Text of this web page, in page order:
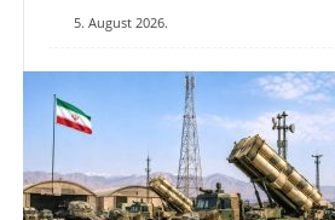
5. August 2026.